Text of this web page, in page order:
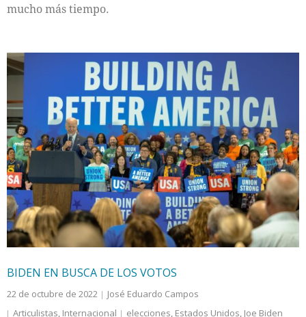
mucho más tiempo.
BIDEN EN BUSCA DE LOS VOTOS
22 de octubre de 2022
José Eduardo Campos
Articulistas, Internacional elecciones, Estados Unidos, Joe Biden